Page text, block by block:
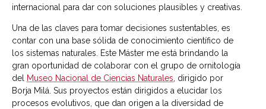
internacional para dar con soluciones plausibles y creativas.
Una de las claves para tomar decisiones sustentables, es
contar con una base sólida de conocimiento científico de
los sistemas naturales. Este Máster me está brindando la
gran oportunidad de colaborar con el grupo de ornitología
del Museo Nacional de Ciencias Naturales, dirigido por
Borja Milá. Sus proyectos están dirigidos a elucidar los
procesos evolutivos, que dan origen a la diversidad de